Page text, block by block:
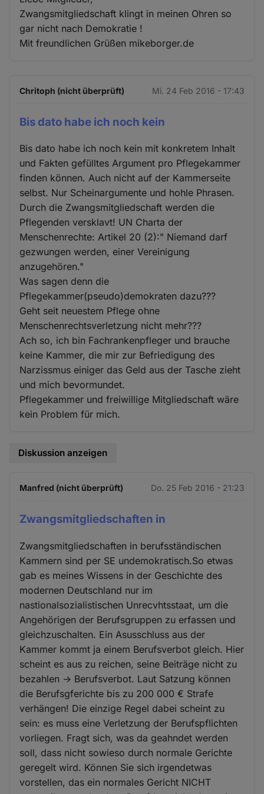
Zwangsmitgliedschaft klingt in meinen Ohren so
gar nicht nach Demokratie !
Mit freundlichen Grüßen mikeborger.de
Chritoph (nicht überprüft) Mi. 24 Feb 2016 - 17:43
Bis dato habe ich noch kein
Bis dato habe ich noch kein mit konkretem Inhalt
und Fakten gefülltes Argument pro Pflegekammer
finden können. Auch nicht auf der Kammerseite
selbst. Nur Scheinargumente und hohle Phrasen.
Durch die Zwangsmitgliedschaft werden die
Pflegenden versklavt! UN Charta der
Menschenrechte: Artikel 20 (2):" Niemand darf
gezwungen werden, einer Vereinigung
anzugehören."
Was sagen denn die
Pflegekammer(pseudo)demokraten dazu???
Geht seit neuestem Pflege ohne
Menschenrechtsverletzung nicht mehr???
Ach so, ich bin Fachrankenpfleger und brauche
keine Kammer, die mir zur Befriedigung des
Narzissmus einiger das Geld aus der Tasche zieht
und mich bevormundet.
Pflegekammer und freiwillige Mitgliedschaft wäre
kein Problem für mich.
Diskussion anzeigen
Manfred (nicht überprüft) Do. 25 Feb 2016 - 21:23
Zwangsmitgliedschaften in
Zwangsmitgliedschaften in berufsständischen
Kammern sind per SE undemokratisch.So etwas
gab es meines Wissens in der Geschichte des
modernen Deutschland nur im
nastionalsozialistischen Unrecvhtsstaat, um die
Angehörigen der Berufsgruppen zu erfassen und
gleichzuschalten. Ein Asusschluss aus der
Kammer kommt ja einem Berufsverbot gleich. Hier
scheint es aus zu reichen, seine Beiträge nicht zu
bezahlen -> Berufsverbot. Laut Satzung können
die Berufsgferichte bis zu 200 000 € Strafe
verhängen! Die einzige Regel dabei scheint zu
sein: es muss eine Verletzung der Berufspflichten
vorliegen. Fragt sich, was da geahndet werden
soll, dass nicht sowieso durch normale Gerichte
geregelt wird. Können Sie sich irgendetwas
vorstellen, das ein normales Gericht NICHT